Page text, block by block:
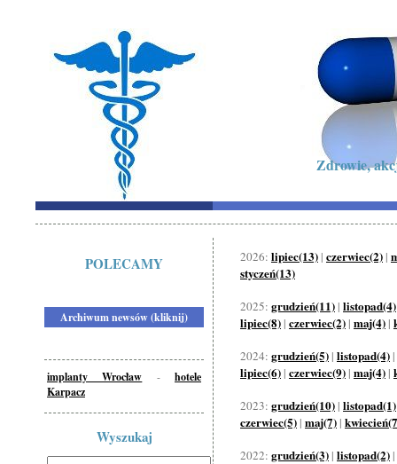
Zdrowie,
POLECAMY
Archiwum newsów (kliknij)
implanty Wrocław -hotele
Karpacz
Wyszukaj
2026: lipiec(13) | czerwiec(2) |
styczeń(13)
2025: grudzień(11) | listopad(4)
lipiec(8) | czerwiec(2) | maj(4) |
2024: grudzień(5) | listopad(4) |
lipiec(6) | czerwiec(9) | maj(4) |
2023: grudzień(10) | listopad(1)
czerwiec(5) | maj(7) |
2022: grudzień(3) | listopad(2) |